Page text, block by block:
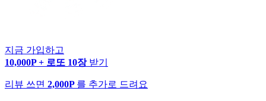
지금 가입하고
10,000P + 로또 10장 받기
리뷰 쓰면 2,000P 를 추가로 드려요